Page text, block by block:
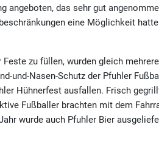
angeboten, das sehr gut
eine Möglichkeit
zu füllen, wurden gleich
und-Nasen-Schutz der Pfuhler
Hühnerfest ausfallen. Frisch
Fußballer brachten mit dem
wurde auch Pfuhler Bier